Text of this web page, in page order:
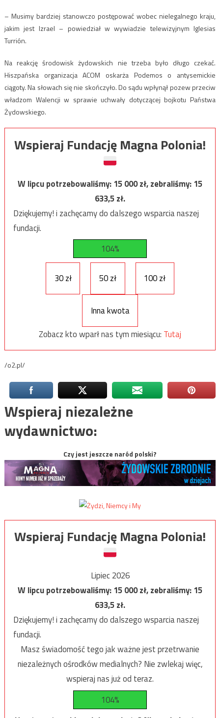
– Musimy bardziej stanowczo postępować wobec nielegalnego kraju,
jakim jest Izrael – powiedział w wywiadzie telewizyjnym Iglesias
Turrión.
Na reakcję środowisk żydowskich nie trzeba było długo czekać.
Hiszpańska organizacja ACOM oskarża Podemos o antysemickie
ciągoty. Na słowach się nie skończyło. Do sądu wpłynął pozew przeciw
władzom Walencji w sprawie uchwały dotyczącej bojkotu Państwa
Żydowskiego.
Wspieraj Fundację Magna Polonia!
W lipcu potrzebowaliśmy:15 000zł, zebraliśmy:15
633,5zł.
Dziękujemy! i zachęcamy do dalszego wsparcia naszej
fundacji.
104%
30 zł 50 zł 100 zł
Inna kwota
Zobacz kto wparł nas tym miesiącu: Tutaj
/o2.pl/
Wspieraj niezależne
wydawnictwo:
Czy jest jeszcze naród polski?
Wspieraj Fundację Magna Polonia!
Lipiec 2026
W lipcu potrzebowaliśmy:15 000zł, zebraliśmy:15
633,5zł.
Dziękujemy! i zachęcamy do dalszego wsparcia naszej
fundacji.
Masz świadomość tego jak ważne jest przetrwanie
niezależnych ośrodków medialnych? Nie zwlekaj więc,
wspieraj nas już od teraz.
104%